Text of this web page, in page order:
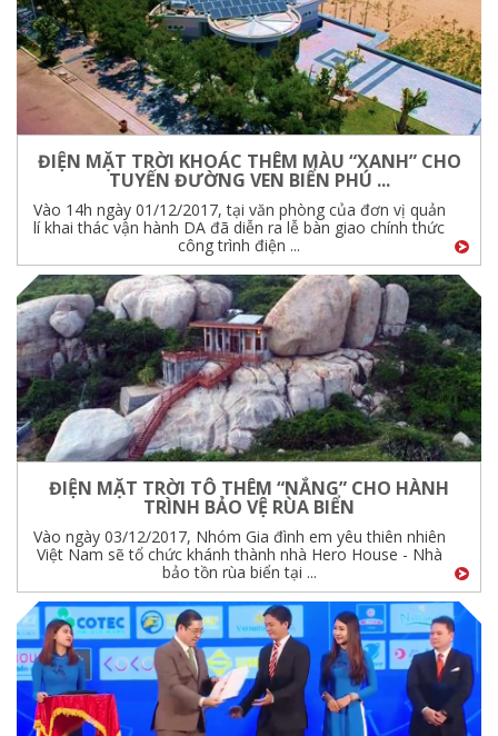
ĐIỆN MẶT TRỜI KHOÁC THÊM MÀU “XANH” CHO
TUYẾN ĐƯỜNG VEN BIỂN PHÚ ...
Vào 14h ngày 01/12/2017, tại văn phòng của đơn vị quản
lí khai thác vận hành DA đã diễn ra lễ bàn giao chính thức
công trình điện ...
ĐIỆN MẶT TRỜI TÔ THÊM “NẮNG” CHO HÀNH
TRÌNH BẢO VỆ RÙA BIỂN
Vào ngày 03/12/2017, Nhóm Gia đình em yêu thiên nhiên
Việt Nam sẽ tổ chức khánh thành nhà Hero House - Nhà
bảo tồn rùa biển tại ...